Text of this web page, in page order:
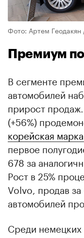
Фото: Артем
Премиум
В сегменте
автомобилей
прирост
(+56%)
корейская
первое
678 за
Рост в 25%
Volvo, продав
автомобилей
Среди